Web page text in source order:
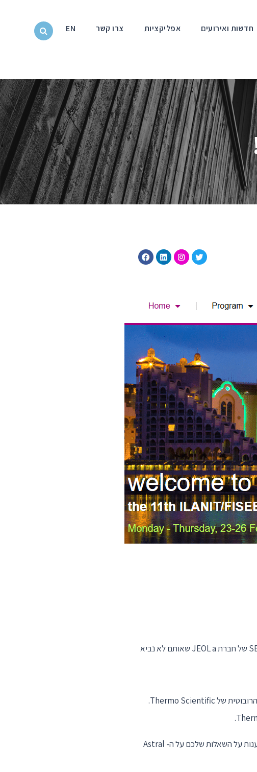
חדשות ואירועים אפליקציות צרו קשר EN
המיקרוסקופ האלקטרוני השולחני שלנו (ולשמוע על כל המיקרוסקופים האלקטרונים- SEM, TEM של חברת JEOL a שאותם לא נביא
בנוסף, אם אתם מתחום הפרוטאומיקה או המטבולומיקה, יצטרף אלינו השנה גם אבנר גולן בשביל לענות על השאלות שלכם על ה- Astral